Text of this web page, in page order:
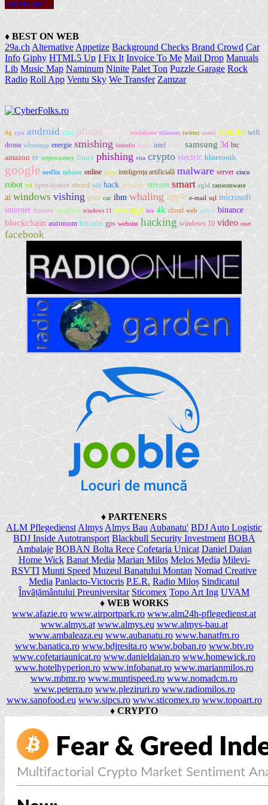
continuare ...
♦ BEST ON WEB
29a.chAlternativeAppetize Background Checks Brand Crowd Car
Info Giphy HTML5 Up I Fix It Invoice To Me Mail Drop Manuals
Lib Music Map Naminum Ninite Palet Ton Puzzle Garage Rock
Radio Roll App Ventu Sky We Transfer Zamzar
4g cpu android card phone network vodafone ethereum twitter mobil youtube wifi
drona whatsapp energie smishing linkedin router intel yahoo samsung 3d btc
amazon tv cryptocurency linux phishing visa crypto electric bluetooth
google netflix iphone online auto inteligența artificială malware server cisco
robot erd open-source elrond hdd hack software stream smart egld ransomware sony
ai windows vishing gsm car ibm whaling apple e-mail sql microsoft
internet masina virtual box windows 11 orange ios 4k cloud web paypal binance
blockchain autonom bitcoin gps website hacking windows 10 video reset
facebook
♦ PARTENERS
ALM Pflegedienst Almys Almys Bau Aubanatu' BDJ Auto Logistic
BDJ Inside Autotransport Blackbull Security Investment BOBA
Ambalaje BOBAN Bolta Rece Cofetaria Unicat Daniel Daian
Home Wick Banat Media Marian Milos Melos Media Milevi-
RSVTI Munti Speed Muzeul Banatului Montan Nomad Creative
Media Panlacto-Victocris P.E.R. Radio Miloș Sindicatul
Învățământului Preuniversitar Sticomex Topo Art Ing UVAM
♦ WEB WORKS
www.afazie.ro www.airportpark.ro www.alm24h-pflegedienst.at
www.almys.at www.almys.eu www.almys-bau.at
www.ambaleaza.eu www.aubanatu.ro www.banatfm.ro
www.banatica.ro www.bdjresita.ro www.boban.ro www.btv.ro
www.cofetariaunicat.ro www.danieldaian.ro www.homewick.ro
www.hotelhyperion.ro www.infobanat.ro www.marianmilos.ro
www.mbmr.ro www.muntispeed.ro www.nomadcm.ro
www.peterra.ro www.pleziruri.ro www.radiomilos.ro
www.sanofood.eu www.sipcs.ro www.sticomex.ro www.topoart.ro
♦ CRYPTO